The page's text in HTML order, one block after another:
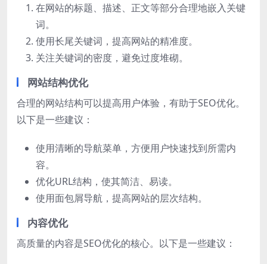
在网站的标题、描述、正文等部分合理地嵌入关键
词。
使用长尾关键词，提高网站的精准度。
关注关键词的密度，避免过度堆砌。
网站结构优化
合理的网站结构可以提高用户体验，有助于SEO优化。
以下是一些建议：
使用清晰的导航菜单，方便用户快速找到所需内
容。
优化URL结构，使其简洁、易读。
使用面包屑导航，提高网站的层次结构。
内容优化
高质量的内容是SEO优化的核心。以下是一些建议：